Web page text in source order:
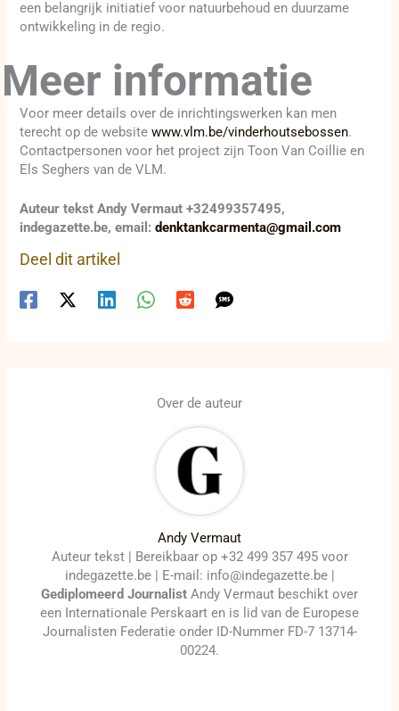
een belangrijk initiatief voor natuurbehoud en duurzame
ontwikkeling in de regio.
Meer informatie
Voor meer details over de inrichtingswerken kan men
terecht op de websitewww.vlm.be/vinderhoutsebossen.
Contactpersonen voor het project zijn Toon Van Coillie en
Els Seghers van de VLM.
Auteur tekst Andy Vermaut +32499357495,
indegazette.be, email:denktankcarmenta@gmail.com
Deel dit artikel
Over de auteur
Andy Vermaut
Auteur tekst | Bereikbaar op +32 499 357 495 voor
indegazette.be | E-mail: info@indegazette.be |
Gediplomeerd Journalist Andy Vermaut beschikt over
een Internationale Perskaart en is lid van de Europese
Journalisten Federatie onder ID-Nummer FD-7 13714-
00224.